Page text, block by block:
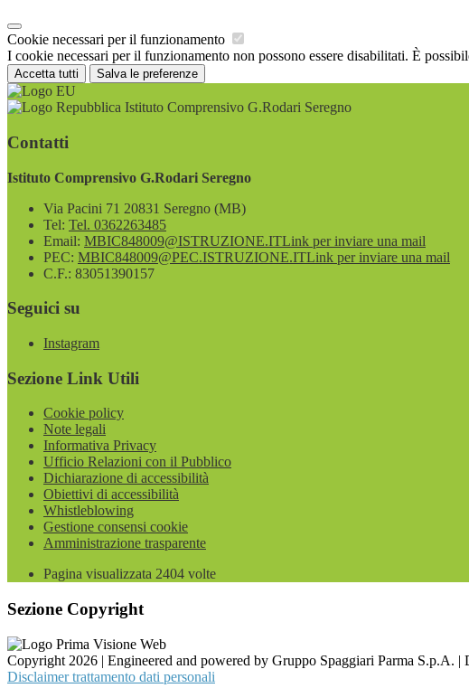
Cookie necessari per il funzionamento
I cookie necessari per il funzionamento non possono essere disabilitati. È
Accetta tutti Salva le preferenze
Istituto Comprensivo G.Rodari Seregno
Contatti
Istituto Comprensivo G.Rodari Seregno
Via Pacini 71 20831 Seregno (MB)
Tel: Tel. 0362263485
Email: MBIC848009@ISTRUZIONE.ITLink per inviare una mail
PEC: MBIC848009@PEC.ISTRUZIONE.ITLink per inviare una mail
C.F.: 83051390157
Seguici su
Instagram
Sezione Link Utili
Cookie policy
Note legali
Informativa Privacy
Ufficio Relazioni con il Pubblico
Dichiarazione di accessibilità
Obiettivi di accessibilità
Whistleblowing
Gestione consensi cookie
Amministrazione trasparente
Pagina visualizzata 2404 volte
Sezione Copyright
Copyright 2026 | Engineered and powered by Gruppo Spaggiari Parma S.p.A.
Disclaimer trattamento dati personali